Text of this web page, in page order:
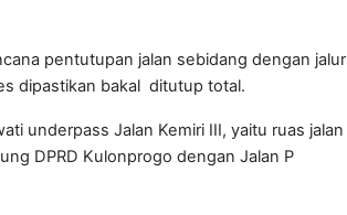
pentutupan jalan sebidang dengan jalur
dipastikan bakal ditutup total.
underpass Jalan Kemiri III, yaitu ruas jalan
DPRD Kulonprogo dengan Jalan P